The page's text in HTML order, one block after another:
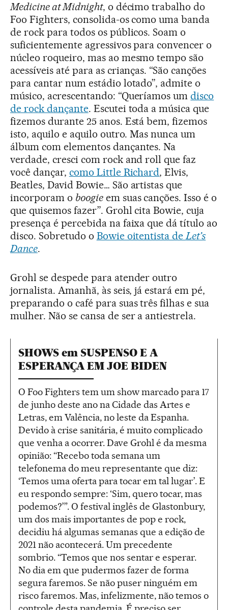
Medicine at Midnight, o décimo trabalho do
Foo Fighters, consolida-os como uma banda
de rock para todos os públicos. Soam o
suficientemente agressivos para convencer o
núcleo roqueiro, mas ao mesmo tempo são
acessíveis até para as crianças. “São canções
para cantar num estádio lotado”, admite o
músico, acrescentando: “Queríamos umdisco
de rock dançante. Escutei toda a música que
fizemos durante 25 anos. Está bem, fizemos
isto, aquilo e aquilo outro. Mas nunca um
álbum com elementos dançantes. Na
verdade, cresci com rock and roll que faz
você dançar, como Little Richard, Elvis,
Beatles, David Bowie… São artistas que
incorporam o boogieem suas canções. Isso é o
que quisemos fazer”. Grohl cita Bowie, cuja
presença é percebida na faixa que dá título ao
disco. Sobretudo o Bowie oitentista deLet’s
Dance.
Grohl se despede para atender outro
jornalista. Amanhã, às seis, já estará em pé,
preparando o café para suas três filhas e sua
mulher. Não se cansa de ser a antiestrela.
SHOWS em SUSPENSO E A
ESPERANÇA EM JOE BIDEN
O Foo Fighters tem um show marcado para 17
de junho deste ano na Cidade das Artes e
Letras, em Valência, no leste da Espanha.
Devido à crise sanitária, é muito complicado
que venha a ocorrer. Dave Grohl é da mesma
opinião: “Recebo toda semana um
telefonema do meu representante que diz:
‘Temos uma oferta para tocar em tal lugar’. E
eu respondo sempre: ‘Sim, quero tocar, mas
podemos?’”. O festival inglês de Glastonbury,
um dos mais importantes de pop e rock,
decidiu há algumas semanas que a edição de
2021 não acontecerá. Um precedente
sombrio. “Temos que nos sentar e esperar.
No dia em que pudermos fazer de forma
segura faremos. Se não puser ninguém em
risco faremos. Mas, infelizmente, não temos o